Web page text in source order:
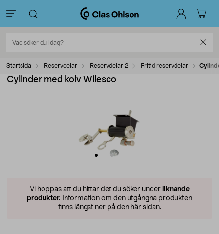
Startsida Reservdelar Reservdelar 2 Fritid reservdelar
Cylinder med kolv Wilesco
Vi hoppas att du hittar det du söker under liknande
produkter. Information om den utgångna produkten
finns längst ner på den här sidan.